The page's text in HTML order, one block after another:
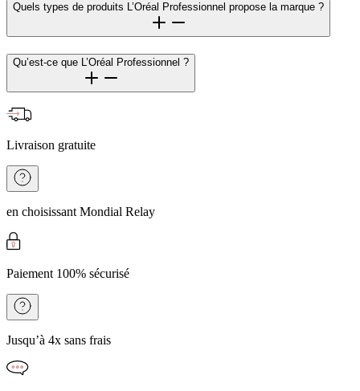
Quels types de produits L’Oréal Professionnel propose la marque ?
Qu’est-ce que L’Oréal Professionnel ?
Livraison gratuite
en choisissant Mondial Relay
Paiement 100% sécurisé
Jusqu’à 4x sans frais